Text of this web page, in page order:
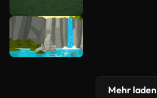
Mehr laden